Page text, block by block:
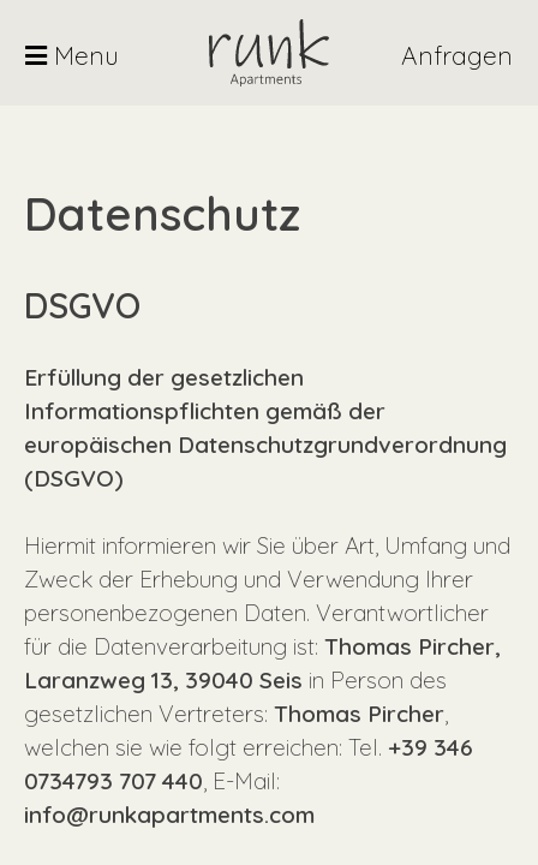
Menu Anfragen
Datenschutz
DSGVO
Erfüllung der gesetzlichen
Informationspflichten gemäß der
europäischen Datenschutzgrundverordnung
(DSGVO)
Hiermit informieren wir Sie über Art, Umfang und
Zweck der Erhebung und Verwendung Ihrer
personenbezogenen Daten. Verantwortlicher
für die Datenverarbeitung ist: Thomas Pircher,
Laranzweg 13, 39040 Seis in Person des
gesetzlichen Vertreters: Thomas Pircher,
welchen sie wie folgt erreichen: Tel. +39 346
0734793 707 440, E-Mail:
info@runkapartments.com